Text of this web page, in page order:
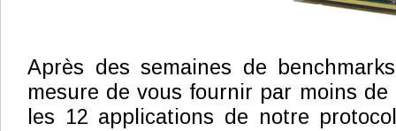
Après des semaines de
mesure de vous fournir par moins
les 12 applications de notre